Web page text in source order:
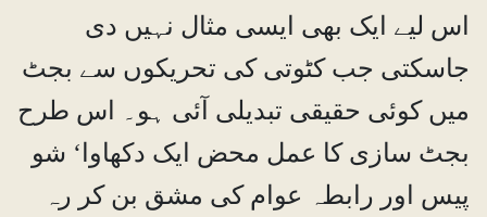
اس لیے ایک بھی ایسی مثال نہیں دی
جاسکتی جب کٹوتی کی تحریکوں سے بجٹ
میں کوئی حقیقی تبدیلی آئی ہو۔ اس طرح
بجٹ سازی کا عمل محض ایک دکھاوا‘ شو
پیس اور رابطہ عوام کی مشق بن کر رہ